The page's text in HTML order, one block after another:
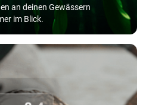
an deinen Gewässern
im Blick.